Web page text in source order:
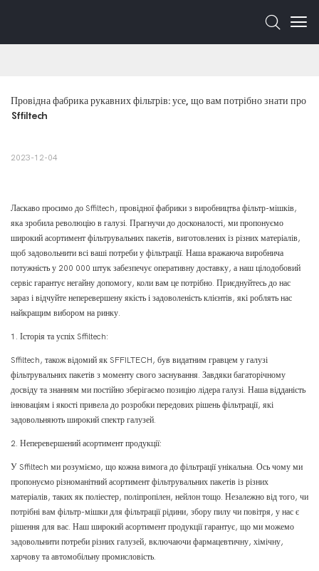
Провідна фабрика рукавних фільтрів: усе, що вам потрібно знати про
Sffiltech
2023-12-04
Ласкаво просимо до Sffiltech, провідної фабрики з виробництва фільтр-мішків,
яка зробила революцію в галузі. Прагнучи до досконалості, ми пропонуємо
широкий асортимент фільтрувальних пакетів, виготовлених із різних матеріалів,
щоб задовольнити всі ваші потреби у фільтрації. Наша вражаюча виробнича
потужність у 200 000 штук забезпечує оперативну доставку, а наш цілодобовий
сервіс гарантує негайну допомогу, коли вам це потрібно. Приєднуйтесь до нас
зараз і відчуйте неперевершену якість і задоволеність клієнтів, які роблять нас
найкращим вибором на ринку.
1. Історія та успіх Sffiltech:
Sffiltech, також відомий як SFFILTECH, був видатним гравцем у галузі
фільтрувальних пакетів з моменту свого заснування. Завдяки багаторічному
досвіду та знанням ми постійно зберігаємо позицію лідера галузі. Наша відданість
інноваціям і якості привела до розробки передових рішень фільтрації, які
задовольняють широкий спектр галузей.
2. Неперевершений асортимент продукції:
У Sffiltech ми розуміємо, що кожна вимога до фільтрації унікальна. Ось чому ми
пропонуємо різноманітний асортимент фільтрувальних пакетів із різних
матеріалів, таких як поліестер, поліпропілен, нейлон тощо. Незалежно від того, чи
потрібні вам фільтр-мішки для фільтрації рідини, збору пилу чи повітря, у нас є
рішення для вас. Наш широкий асортимент продукції гарантує, що ми можемо
задовольнити потреби різних галузей, включаючи фармацевтичну, хімічну,
харчову та автомобільну промисловість.